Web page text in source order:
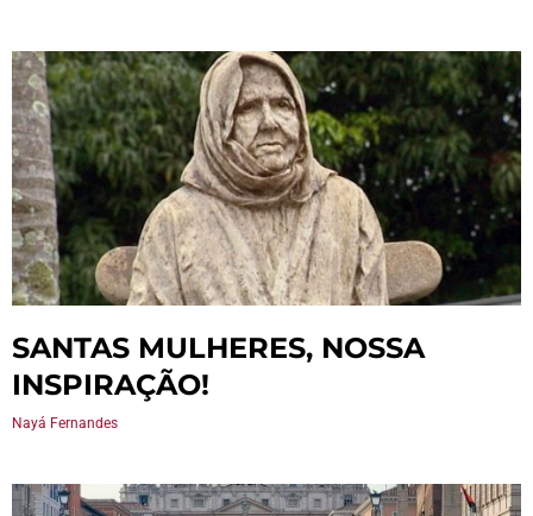
SANTAS MULHERES, NOSSA
INSPIRAÇÃO!
Nayá Fernandes